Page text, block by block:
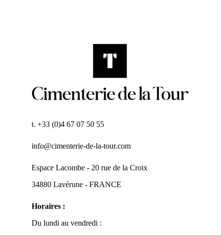
t. +33 (0)4 67 07 50 55
info@cimenterie-de-la-tour.com
Espace Lacombe - 20 rue de la Croix
34880 Lavérune - FRANCE
Horaires :
Du lundi au vendredi :